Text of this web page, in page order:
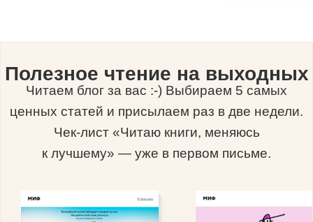
Полезное чтение на выходных
Читаем блог за вас :-) Выбираем 5 самых
ценных статей и присылаем раз в две недели.
Чек-лист «Читаю книги, меняюсь
к лучшему» — уже в первом письме.